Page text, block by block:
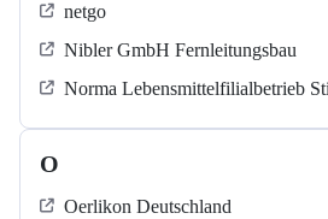
netgo
Nibler GmbH Fernleitungsbau
Norma Lebensmittelfilialbetrieb
O
Oerlikon Deutschland